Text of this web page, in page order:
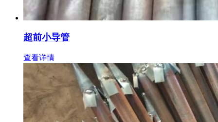
超前小导管
查看详情